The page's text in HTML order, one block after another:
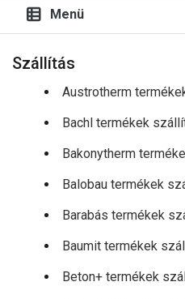
Menü
Szállítás
Austrotherm
Bachl termékek
Bakonytherm
Balobau termékek
Barabás termékek
Baumit termékek
Beton+ termékek